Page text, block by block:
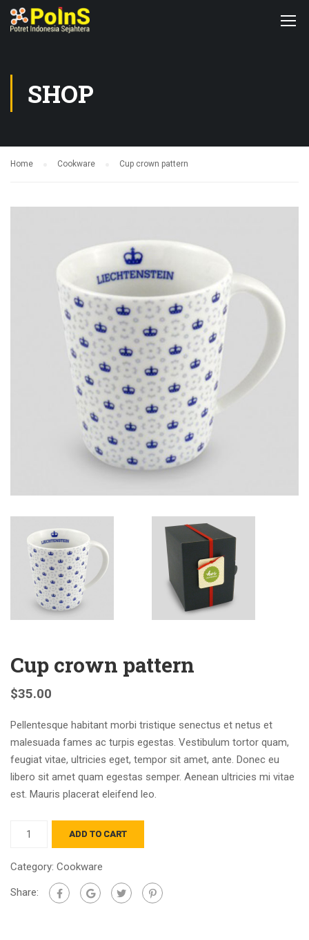
SHOP
Home Cookware Cup crown pattern
Cup crown pattern
$35.00
Pellentesque habitant morbi tristique senectus et netus et
malesuada fames ac turpis egestas. Vestibulum tortor quam,
feugiat vitae, ultricies eget, tempor sit amet, ante. Donec eu
libero sit amet quam egestas semper. Aenean ultricies mi vitae
est. Mauris placerat eleifend leo.
ADD TO CART
Category: Cookware
Share: